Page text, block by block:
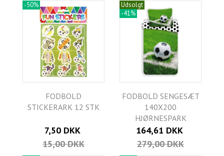
-50%
FODBOLD
STICKERARK 12 STK
7,50 DKK
15,00 DKK
Udsolgt
-41%
FODBOLD SENGESÆT
140X200
HJØRNESPARK
164,61 DKK
279,00 DKK